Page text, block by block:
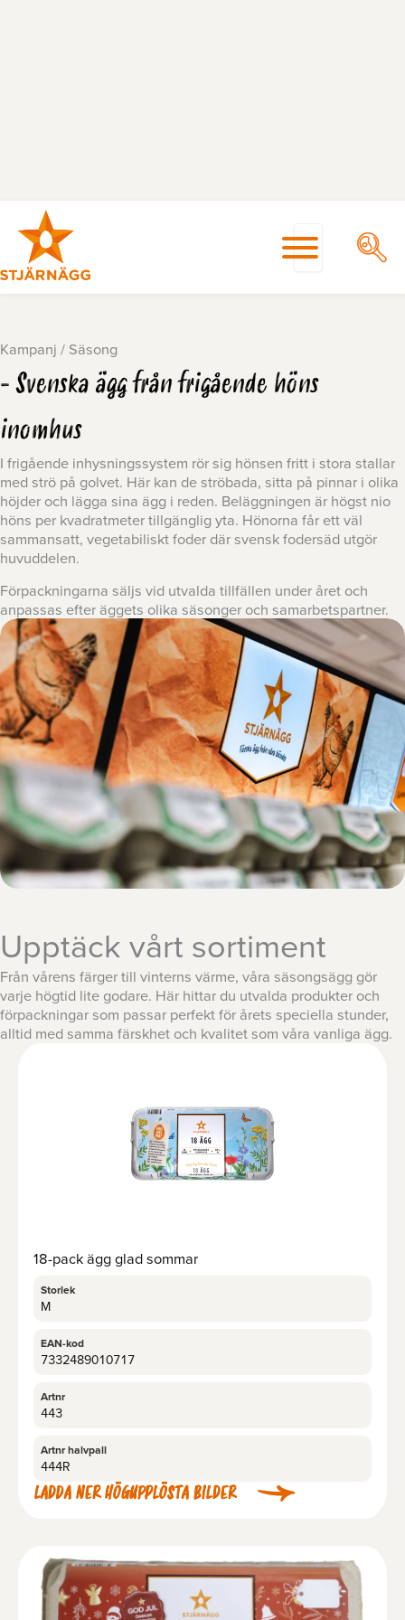
innehåll
Kampanj / Säsong
- Svenska ägg från frigående höns
inomhus
I frigående inhysningssystem rör sig hönsen fritt i stora stallar
med strö på golvet. Här kan de ströbada, sitta på pinnar i olika
höjder och lägga sina ägg i reden. Beläggningen är högst nio
höns per kvadratmeter tillgänglig yta. Hönorna får ett väl
sammansatt, vegetabiliskt foder där svensk fodersäd utgör
huvuddelen.
Förpackningarna säljs vid utvalda tillfällen under året och
anpassas efter äggets olika säsonger och samarbetspartner.
Upptäck vårt sortiment
Från vårens färger till vinterns värme, våra säsongsägg gör
varje högtid lite godare. Här hittar du utvalda produkter och
förpackningar som passar perfekt för årets speciella stunder,
alltid med samma färskhet och kvalitet som våra vanliga ägg.
18-pack ägg glad sommar
Storlek
M
EAN-kod
7332489010717
Artnr
443
Artnr halvpall
444R
LADDA NER HÖGUPPLÖSTA BILDER